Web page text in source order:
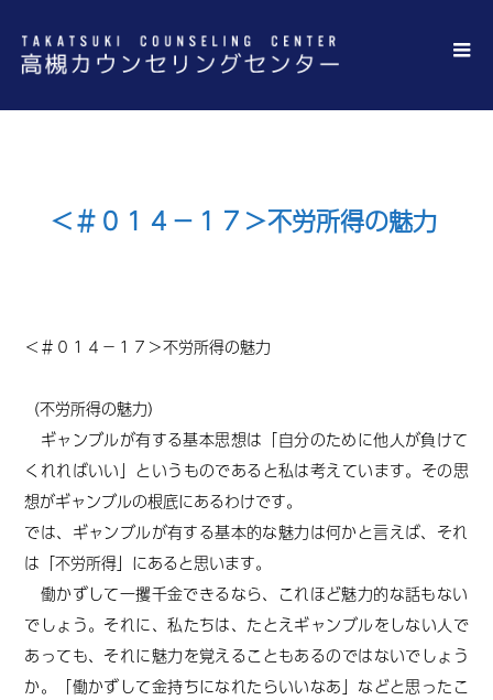
＜＃０１４－１７＞不労所得の魅力
＜＃０１４－１７＞不労所得の魅力
（不労所得の魅力）
ギャンブルが有する基本思想は「自分のために他人が負けて
くれればいい」というものであると私は考えています。その思
想がギャンブルの根底にあるわけです。
では、ギャンブルが有する基本的な魅力は何かと言えば、それ
は「不労所得」にあると思います。
働かずして一攫千金できるなら、これほど魅力的な話もない
でしょう。それに、私たちは、たとえギャンブルをしない人で
あっても、それに魅力を覚えることもあるのではないでしょう
か。「働かずして金持ちになれたらいいなあ」などと思ったこ